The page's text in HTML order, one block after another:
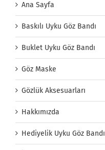
Ana Sayfa
Baskılı Uyku Göz Bandı
Buklet Uyku Göz Bandı
Göz Maske
Gözlük Aksesuarları
Hakkımızda
Hediyelik Uyku Göz Bandı